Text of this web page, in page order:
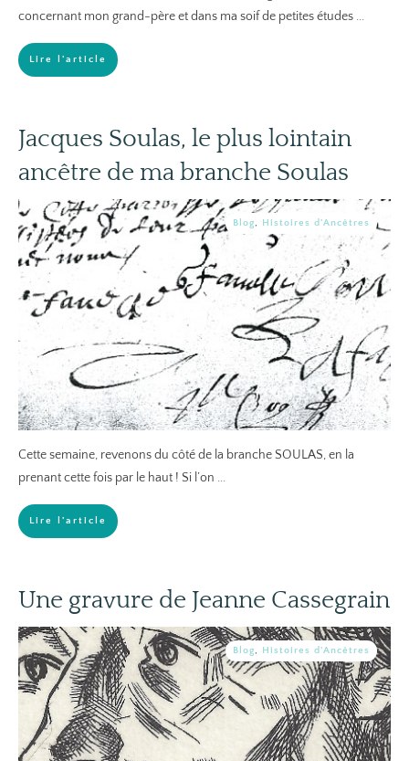
concernant mon grand-père et dans ma soif de petites études ...
Lire l'article
Jacques Soulas, le plus lointain
ancêtre de ma branche Soulas
Blog, Histoires d'Ancêtres
Cette semaine, revenons du côté de la branche SOULAS, en la
prenant cette fois par le haut ! Si l’on ...
Lire l'article
Une gravure de Jeanne Cassegrain
Blog, Histoires d'Ancêtres